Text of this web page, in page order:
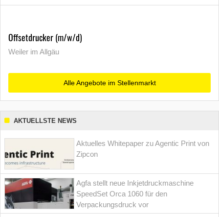
Offsetdrucker (m/w/d)
Weiler im Allgäu
Alle Angebote im Stellenmarkt
AKTUELLSTE NEWS
Aktuelles Whitepaper zu Agentic Print von
Zipcon
Agfa stellt neue Inkjetdruckmaschine
SpeedSet Orca 1060 für den
Verpackungsdruck vor